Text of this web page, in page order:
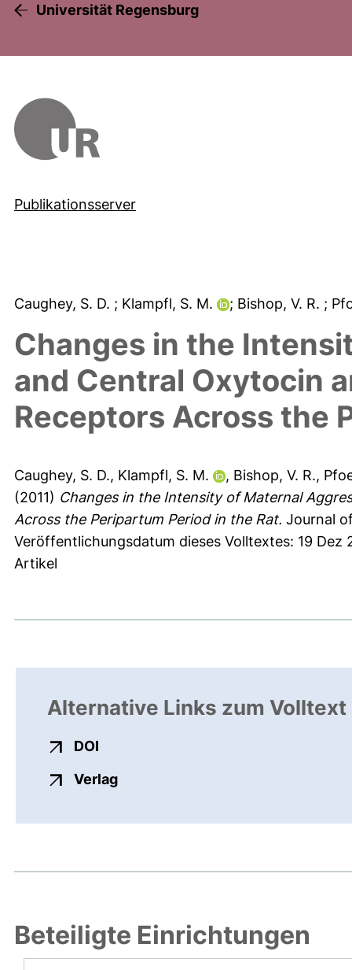
Universität Regensburg
Publikationsserver
Caughey, S. D. ; Klampfl, S. M. ; Bishop, V. R. ;
Changes in the
and Central Oxytocin
Receptors Across the
Caughey, S. D., Klampfl, S. M. , Bishop, V. R.,
(2011) Changes in the Intensity of Maternal
Across the Peripartum Period in the Rat. Journal
Veröffentlichungsdatum dieses Volltextes: 19 Dez
Artikel
Alternative Links zum Volltext
DOI
Verlagexterner Link, öffnet neues
Beteiligte Einrichtungen